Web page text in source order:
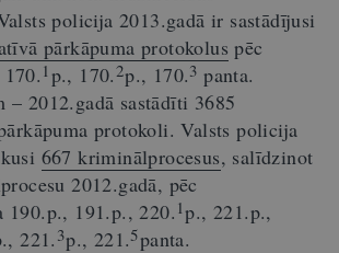
policija 2013.gadā ir sastādījusi
pārkāpuma protokolus pēc
1 p., 170.2p., 170.3panta.
– 2012.gadā sastādīti 3685
protokoli. Valsts policija
667 kriminālprocesus, salīdzinot
2012.gadā, pēc
191.p., 220. 1p., 221.p.,
221.3p., 221.5panta.